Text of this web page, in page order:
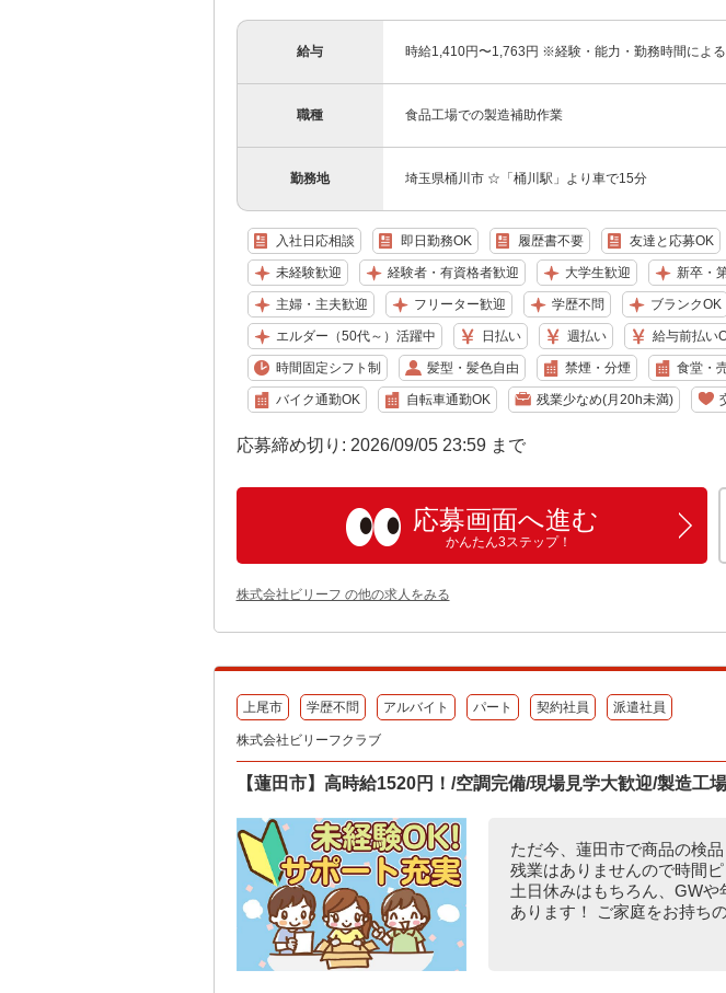
給与 時給1,410円〜1,763円 ※経験・能力・勤務時間による
職種 食品工場での製造補助作業
勤務地 埼玉県桶川市 ☆「桶川駅」より車で15分
入社日応相談 即日勤務OK 履歴書不要 友達と応募OK
未経験歓迎 経験者・有資格者歓迎 大学生歓迎 新卒・
主婦・主夫歓迎 フリーター歓迎 学歴不問 ブランクOK
エルダー（50代～）活躍中 日払い 週払い 給与前払い
時間固定シフト制 髪型・髪色自由 禁煙・分煙 食堂・
バイク通勤OK 自転車通勤OK 残業少なめ(月20h未満)
応募締め切り: 2026/09/05 23:59 まで
応募画面へ進む
かんたん3ステップ！
株式会社ビリーフ の他の求人をみる
上尾市 学歴不問 アルバイト パート 契約社員 派遣社員
株式会社ビリーフクラブ
【蓮田市】高時給1520円！/空調完備/現場見学大歓迎/製造工
ただ今、蓮田市で商品の検
残業はありませんので時間
土日休みはもちろん、GW
あります！ ご家庭をお持ち